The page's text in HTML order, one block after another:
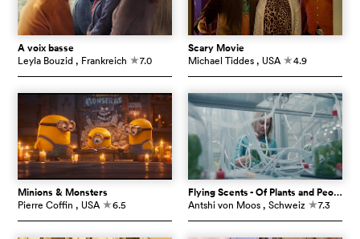
À voix basse
Leyla Bouzid , Frankreich c7.0
Scary Movie
Michael Tiddes , USA c4.9
Minions & Monsters
Pierre Coffin , USA c6.5
Flying Scents - Of Plants and People
Antshi von Moos , Schweiz c7.3